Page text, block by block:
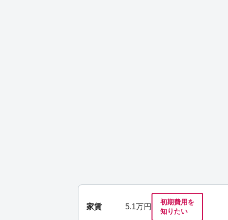
家賃 5.1万円
初期費用を
知りたい